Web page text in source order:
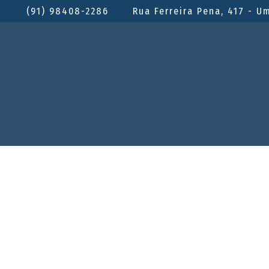
(91) 98408-2286 Rua Ferreira Pena, 417 -